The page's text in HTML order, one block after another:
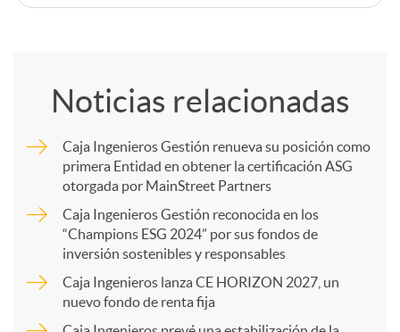
C
m
r
Noticias relacionadas
Caja Ingenieros Gestión renueva su posición como
primera Entidad en obtener la certificación ASG
otorgada por MainStreet Partners
Caja Ingenieros Gestión reconocida en los
“Champions ESG 2024” por sus fondos de
inversión sostenibles y responsables
Caja Ingenieros lanza CE HORIZON 2027, un
nuevo fondo de renta fija